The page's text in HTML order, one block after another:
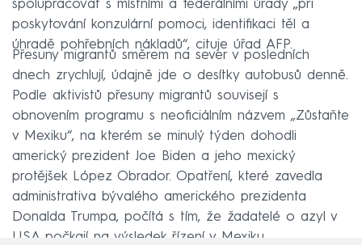
spolupracovat s místními a federálními úřady „při
poskytování konzulární pomoci, identifikaci těl a
úhradě pohřebních nákladů“, cituje úřad AFP.
Přesuny migrantů směrem na sever v posledních
dnech zrychlují, údajně jde o desítky autobusů denně.
Podle aktivistů přesuny migrantů souvisejí s
obnovením programu s neoficiálním názvem „Zůstaňte
v Mexiku“, na kterém se minulý týden dohodli
americký prezident Joe Biden a jeho mexický
protějšek López Obrador. Opatření, které zavedla
administrativa bývalého amerického prezidenta
Donalda Trumpa, počítá s tím, že žadatelé o azyl v
USA počkají na výsledek řízení v Mexiku.